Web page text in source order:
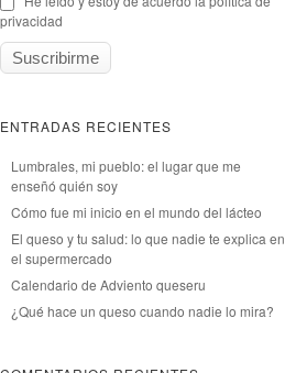
privacidad
ENTRADAS RECIENTES
Lumbrales, mi pueblo: el lugar que me
enseñó quién soy
Cómo fue mi inicio en el mundo del lácteo
El queso y tu salud: lo que nadie te explica en
el supermercado
Calendario de Adviento queseru
¿Qué hace un queso cuando nadie lo mira?